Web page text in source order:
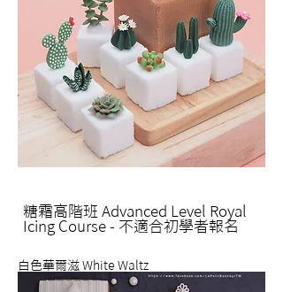
糖霜高階班 Advanced Level Royal
Icing Course - 不適合初學者報名
白色華爾滋 White Waltz